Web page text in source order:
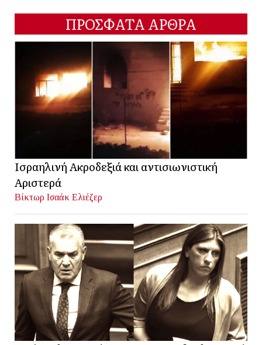
ΠΡΟΣΦΑΤΑ ΑΡΘΡΑ
Ισραηλινή Ακροδεξιά και αντισιωνιστική
Αριστερά
Βίκτωρ Ισαάκ Ελιέζερ